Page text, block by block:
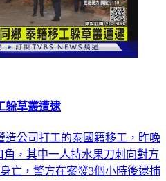
躲草叢遭逮
造公司打工的泰國籍移工，昨晚
，其中一人持水果刀刺向對方
亡，警方在案發3個小時後逮捕